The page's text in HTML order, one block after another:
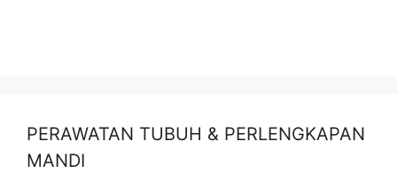
PERAWATAN TUBUH & PERLENGKAPAN
MANDI